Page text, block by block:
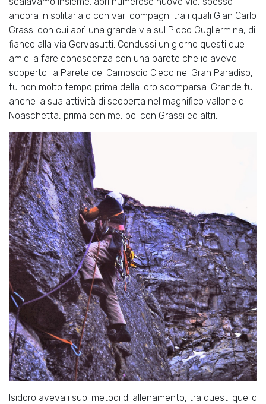
ancora in solitaria o con vari compagni tra i quali Gian Carlo
Grassi con cui aprì una grande via sul Picco Gugliermina, di
fianco alla via Gervasutti. Condussi un giorno questi due
amici a fare conoscenza con una parete che io avevo
scoperto: la Parete del Camoscio Cieco nel Gran Paradiso,
fu non molto tempo prima della loro scomparsa. Grande fu
anche la sua attività di scoperta nel magnifico vallone di
Noaschetta, prima con me, poi con Grassi ed altri.
Isidoro aveva i suoi metodi di allenamento, tra questi quello